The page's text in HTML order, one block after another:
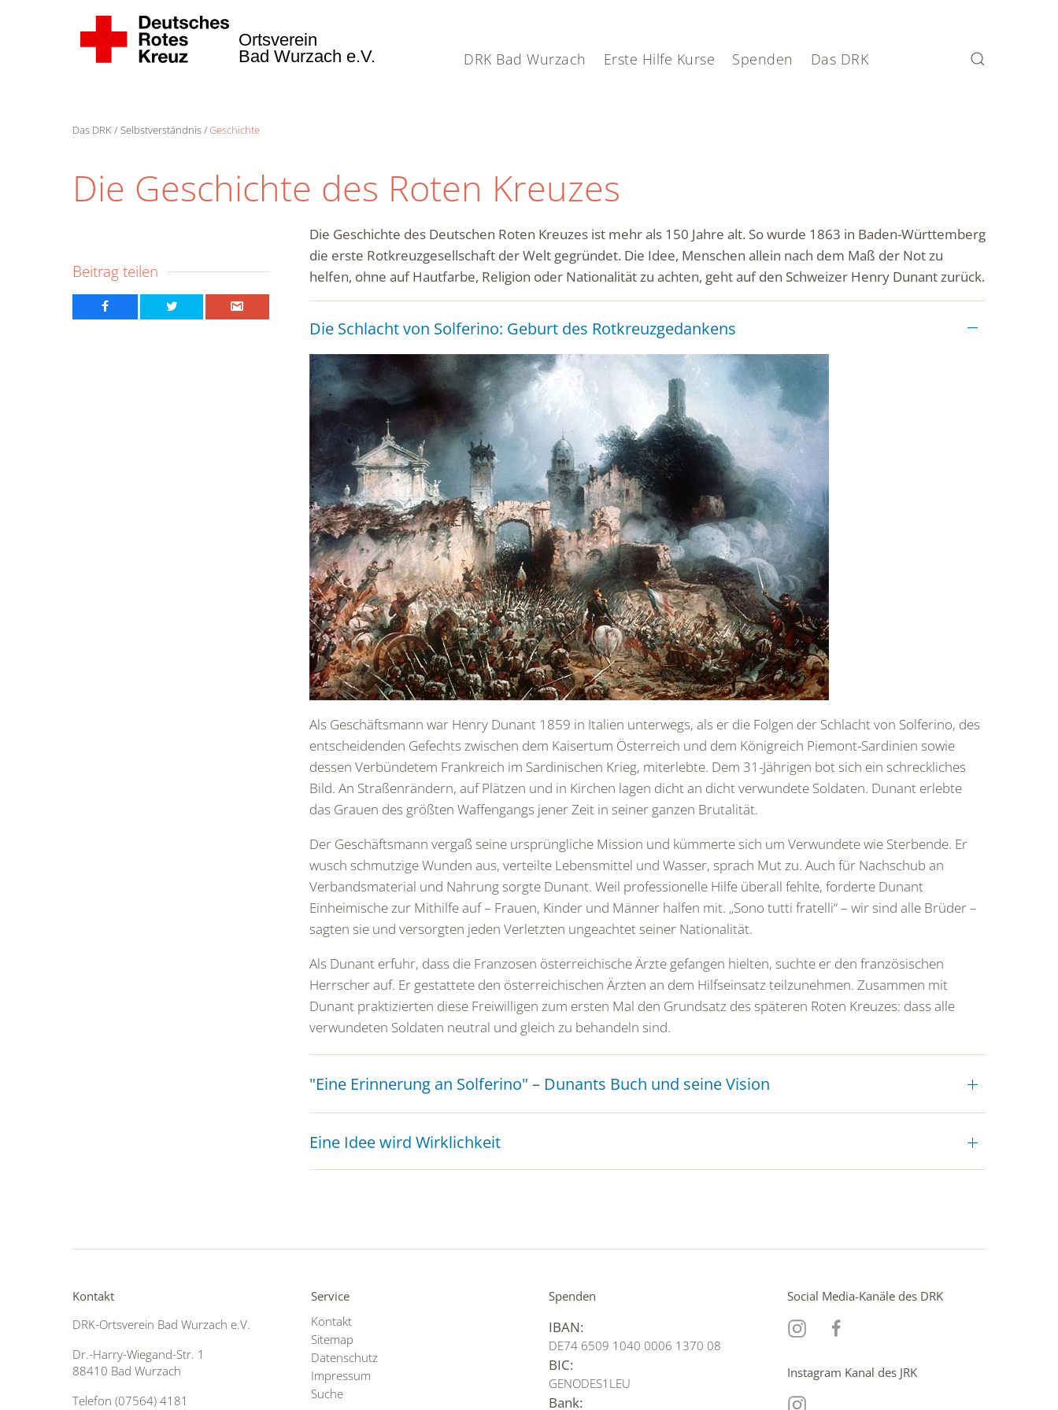
Ortsverein
Bad Wurzach e.V.
DRK Bad Wurzach Erste Hilfe Kurse Spenden Das DRK
Das DRK Selbstverständnis Geschichte
Die Geschichte des Roten Kreuzes
Beitrag teilen
Die Geschichte des Deutschen Roten Kreuzes ist mehr als 150 Jahre alt. So wurde 1863 in Baden-Württemberg
die erste Rotkreuzgesellschaft der Welt gegründet. Die Idee, Menschen allein nach dem Maß der Not zu
helfen, ohne auf Hautfarbe, Religion oder Nationalität zu achten, geht auf den Schweizer Henry Dunant zurück.
Die Schlacht von Solferino: Geburt des Rotkreuzgedankens
Als Geschäftsmann war Henry Dunant 1859 in Italien unterwegs, als er die Folgen der Schlacht von Solferino, des
entscheidenden Gefechts zwischen dem Kaisertum Österreich und dem Königreich Piemont-Sardinien sowie
dessen Verbündetem Frankreich im Sardinischen Krieg, miterlebte. Dem 31-Jährigen bot sich ein schreckliches
Bild. An Straßenrändern, auf Plätzen und in Kirchen lagen dicht an dicht verwundete Soldaten. Dunant erlebte
das Grauen des größten Waffengangs jener Zeit in seiner ganzen Brutalität.
Der Geschäftsmann vergaß seine ursprüngliche Mission und kümmerte sich um Verwundete wie Sterbende. Er
wusch schmutzige Wunden aus, verteilte Lebensmittel und Wasser, sprach Mut zu. Auch für Nachschub an
Verbandsmaterial und Nahrung sorgte Dunant. Weil professionelle Hilfe überall fehlte, forderte Dunant
Einheimische zur Mithilfe auf – Frauen, Kinder und Männer halfen mit. „Sono tutti fratelli“ – wir sind alle Brüder –
sagten sie und versorgten jeden Verletzten ungeachtet seiner Nationalität.
Als Dunant erfuhr, dass die Franzosen österreichische Ärzte gefangen hielten, suchte er den französischen
Herrscher auf. Er gestattete den österreichischen Ärzten an dem Hilfseinsatz teilzunehmen. Zusammen mit
Dunant praktizierten diese Freiwilligen zum ersten Mal den Grundsatz des späteren Roten Kreuzes: dass alle
verwundeten Soldaten neutral und gleich zu behandeln sind.
"Eine Erinnerung an Solferino" – Dunants Buch und seine Vision
Eine Idee wird Wirklichkeit
Kontakt
DRK-Ortsverein Bad Wurzach e.V.
Dr.-Harry-Wiegand-Str. 1
88410 Bad Wurzach
Telefon (07564) 4181
Service
Kontakt
Sitemap
Datenschutz
Impressum
Suche
Spenden
IBAN:
DE74 6509 1040 0006 1370 08
BIC:
GENODES1LEU
Bank:
Social Media-Kanäle des DRK
Instagram Kanal des JRK